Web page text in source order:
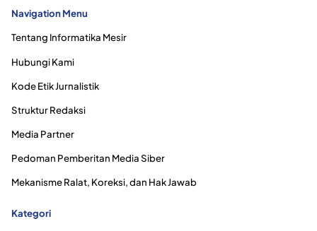
Navigation Menu
Tentang Informatika Mesir
Hubungi Kami
Kode Etik Jurnalistik
Struktur Redaksi
Media Partner
Pedoman Pemberitan Media Siber
Mekanisme Ralat, Koreksi, dan Hak Jawab
Kategori